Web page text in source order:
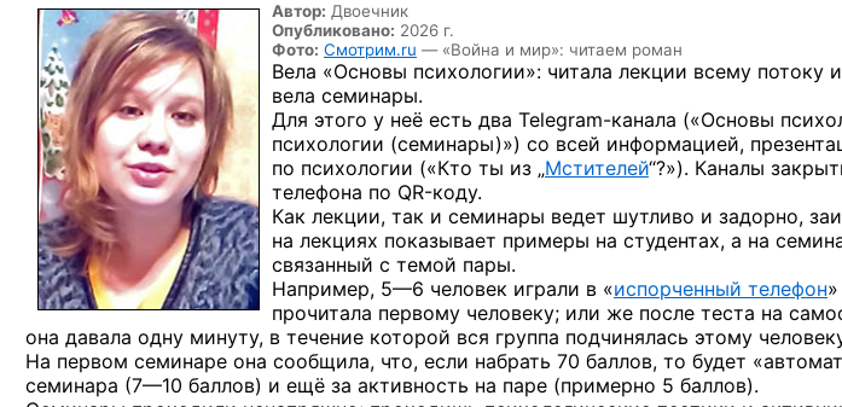
Автор: Двоечник
Опубликовано: 2026 г.
Фото: Смотрим.ru — «Война и мир»: читаем роман
Вела «Основы психологии»: читала лекции всему потоку
вела семинары.
Для этого у неё есть два Telegram-канала («Основы
психологии (семинары)») со всей информацией,
по психологии («Кто ты из „Мстителей“?»). Каналы
телефона по QR-коду.
Как лекции, так и семинары ведет шутливо и задорно,
на лекциях показывает примеры на студентах, а на
связанный с темой пары.
Например, 5—6 человек играли в «испорченный телефон
прочитала первому человеку; или же после теста на
она давала одну минуту, в течение которой вся группа подчинялась этому
На первом семинаре она сообщила, что, если набрать 70 баллов, то будет
семинара (7—10 баллов) и ещё за активность на паре (примерно 5 баллов).